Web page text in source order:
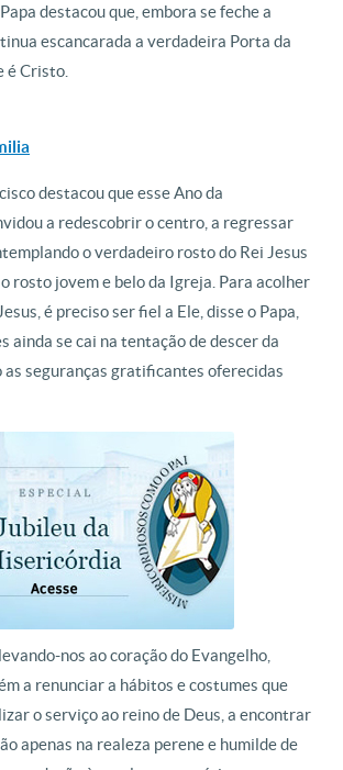
destacou que, embora se feche a
escancarada a verdadeira Porta da
é Cristo.
destacou que esse Ano da
a redescobrir o centro, a regressar
o verdadeiro rosto do Rei Jesus
rosto jovem e belo da Igreja. Para acolher
é preciso ser fiel a Ele, disse o Papa,
ainda se cai na tentação de descer da
as seguranças gratificantes oferecidas
nos ao coração do Evangelho,
a renunciar a hábitos e costumes que
o serviço ao reino de Deus, a encontrar
apenas na realeza perene e humilde de